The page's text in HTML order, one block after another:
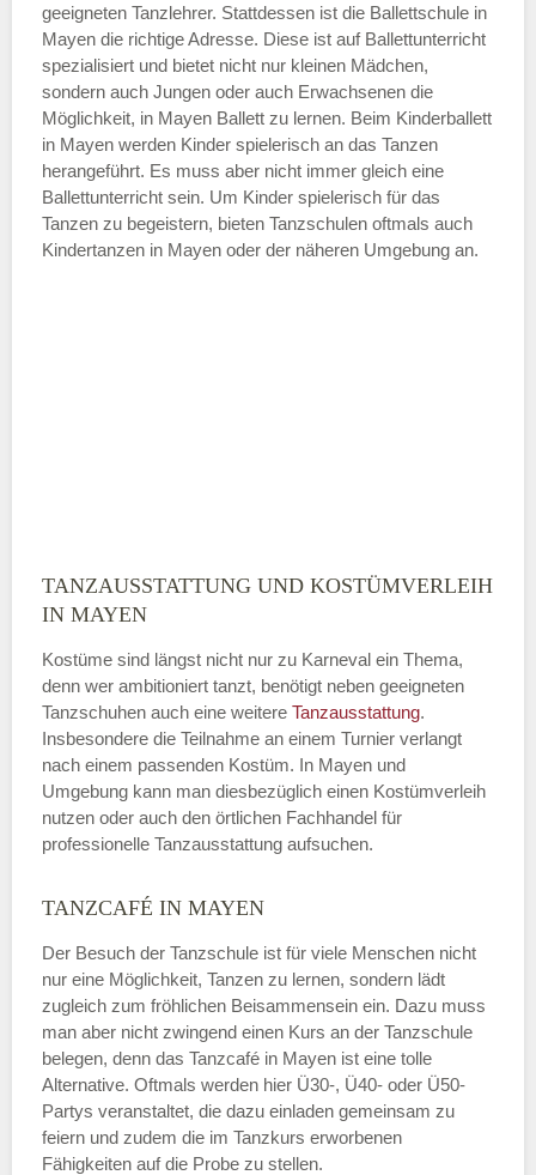
—
ÖFFNUNGSZEITEN HINZUFÜGEN
Samstag
ABSENDEN
geeigneten Tanzlehrer. Stattdessen ist die Ballettschule in
Mayen die richtige Adresse. Diese ist auf Ballettunterricht
spezialisiert und bietet nicht nur kleinen Mädchen,
sondern auch Jungen oder auch Erwachsenen die
Möglichkeit, in Mayen Ballett zu lernen. Beim Kinderballett
in Mayen werden Kinder spielerisch an das Tanzen
herangeführt. Es muss aber nicht immer gleich eine
Ballettunterricht sein. Um Kinder spielerisch für das
Tanzen zu begeistern, bieten Tanzschulen oftmals auch
Kindertanzen in Mayen oder der näheren Umgebung an.
TANZAUSSTATTUNG UND KOSTÜMVERLEIH
IN MAYEN
Kostüme sind längst nicht nur zu Karneval ein Thema,
denn wer ambitioniert tanzt, benötigt neben geeigneten
Tanzschuhen auch eine weitere Tanzausstattung.
Insbesondere die Teilnahme an einem Turnier verlangt
nach einem passenden Kostüm. In Mayen und
Umgebung kann man diesbezüglich einen Kostümverleih
nutzen oder auch den örtlichen Fachhandel für
professionelle Tanzausstattung aufsuchen.
TANZCAFÉ IN MAYEN
Der Besuch der Tanzschule ist für viele Menschen nicht
nur eine Möglichkeit, Tanzen zu lernen, sondern lädt
zugleich zum fröhlichen Beisammensein ein. Dazu muss
man aber nicht zwingend einen Kurs an der Tanzschule
belegen, denn das Tanzcafé in Mayen ist eine tolle
Alternative. Oftmals werden hier Ü30-, Ü40- oder Ü50-
Partys veranstaltet, die dazu einladen gemeinsam zu
feiern und zudem die im Tanzkurs erworbenen
Fähigkeiten auf die Probe zu stellen.